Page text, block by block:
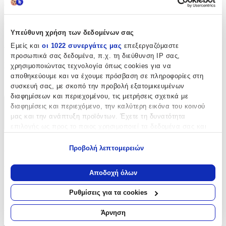
Υπεύθυνη χρήση των δεδομένων σας
Εμείς και οι 1022 συνεργάτες μας επεξεργαζόμαστε
προσωπικά σας δεδομένα, π.χ. τη διεύθυνση IP σας,
χρησιμοποιώντας τεχνολογία όπως cookies για να
αποθηκεύουμε και να έχουμε πρόσβαση σε πληροφορίες στη
συσκευή σας, με σκοπό την προβολή εξατομικευμένων
διαφημίσεων και περιεχομένου, τις μετρήσεις σχετικά με
διαφημίσεις και περιεχόμενο, την καλύτερη εικόνα του κοινού
μας και την ανάπτυξη προϊόντων. Έχετε τη δυνατότητα
Να συλλέξουμε πληροφορίες σχετικά με τη γεωγραφική
σας τοποθεσία, οι οποίες μπορεί να είναι ακριβείς σε
απόσταση μερικών μέτρων
Να αναγνωρίσουμε τη συσκευή σας σαρώνοντας ενεργά
για συγκεκριμένα χαρακτηριστικά (δακτυλικό αποτύπωμα)
Μάθετε περισσότερα σχετικά με τον τρόπο επεξεργασίας των
Προβολή λεπτομερειών
Αποδοχή όλων
Ρυθμίσεις για τα cookies
Άρνηση
απαιτητικές ανάγκες στη ραπτική, προσφέροντας ταυτόχρονα
αισθητική και λειτουργικότητα σε κάθε χειροποίητη ή
Χαρακτηριστικά
Είδος:
Φερμουάρ
Χαρακτηριστικά
Χαρακτηριστικά
Είδος
Φερμουάρ
Αξιολογήσεις